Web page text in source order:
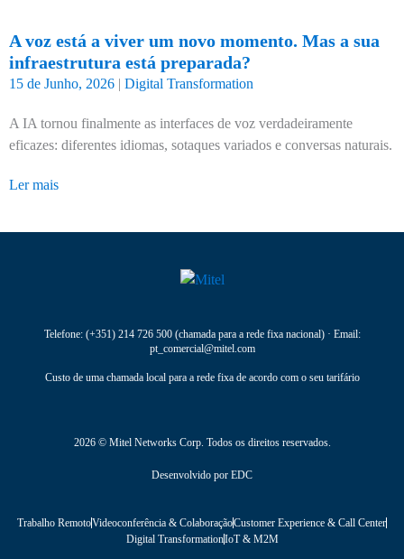
A voz está a viver um novo momento. Mas a sua
infraestrutura está preparada?
15 de Junho, 2026 | Digital Transformation
A IA tornou finalmente as interfaces de voz verdadeiramente
eficazes: diferentes idiomas, sotaques variados e conversas naturais.
Ler mais
Telefone: (+351) 214 726 500(chamada para a rede fixa nacional) · Email:
pt_comercial@mitel.com
Custo de uma chamada local para a rede fixa de acordo com o seu tarifário
2026 © Mitel Networks Corp. Todos os direitos reservados.
Desenvolvido por EDC
Trabalho RemotoVideoconferência & ColaboraçãoCustomer Experience & Call Center
Digital TransformationIoT & M2M